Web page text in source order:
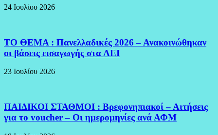
24 Ιουλίου 2026
ΤΟ ΘΕΜΑ : Πανελλαδικές 2026 – Ανακοινώθηκαν
οι βάσεις εισαγωγής στα ΑΕΙ
23 Ιουλίου 2026
ΠΑΙΔΙΚΟΙ ΣΤΑΘΜΟΙ : Βρεφονηπιακοί – Αιτήσεις
για το voucher – Οι ημερομηνίες ανά ΑΦΜ